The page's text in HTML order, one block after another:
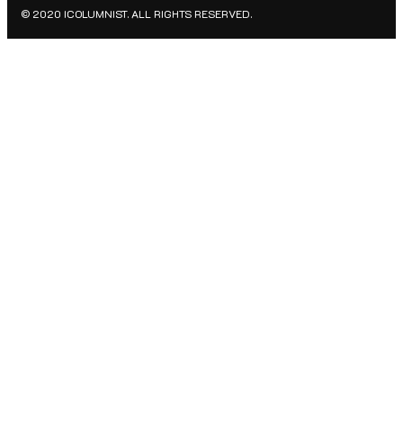
© 2020 ICOLUMNIST. ALL RIGHTS RESERVED.